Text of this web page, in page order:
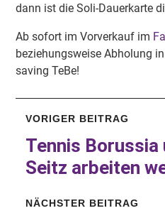
dann ist die Soli-Dauerkarte
Ab sofort im Vorverkauf im
beziehungsweise Abholung
saving TeBe!
VORIGER BEITRAG
Tennis
Seitz arbeiten
NÄCHSTER BEITRAG